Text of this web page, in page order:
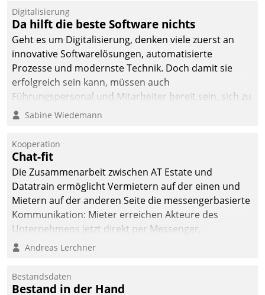
Digitalisierung
Da hilft die beste Software nichts
Geht es um Digitalisierung, denken viele zuerst an
innovative Softwarelösungen, automatisierte
Prozesse und modernste Technik. Doch damit sie
erfolgreich sein kann, müssen auch
Führungspersonal und Mitarbeiter bereit sein, sich zu
verändern und anzupassen, sonst werden sie an ihr
Sabine Wiedemann
Kooperation
Chat-fit
Die Zusammenarbeit zwischen AT Estate und
Datatrain ermöglicht Vermietern auf der einen und
Mietern auf der anderen Seite die messengerbasierte
Kommunikation: Mieter erreichen Akteure des
Unternehmens jetzt direkt per Messenger,
Mitarbeiter oder Dienstleister empfangen oder
Andreas Lerchner
Bestandsdaten
Bestand in der Hand